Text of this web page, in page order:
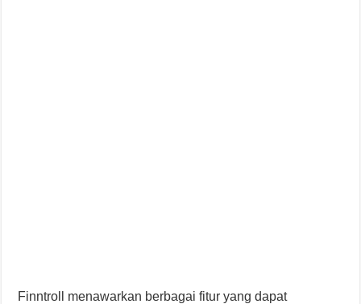
Finntroll menawarkan berbagai fitur yang dapat